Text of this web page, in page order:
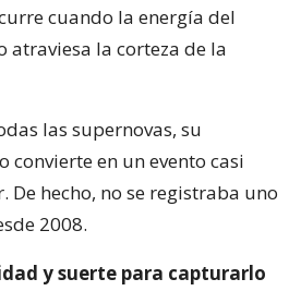
cuando la energía del
atraviesa la corteza de la
las supernovas, su
convierte en un evento casi
De hecho, no se registraba uno
2008.
y suerte para capturarlo